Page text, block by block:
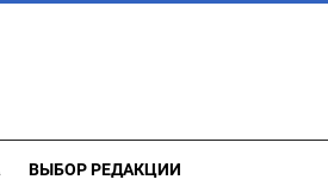
ВЫБОР РЕДАКЦИИ